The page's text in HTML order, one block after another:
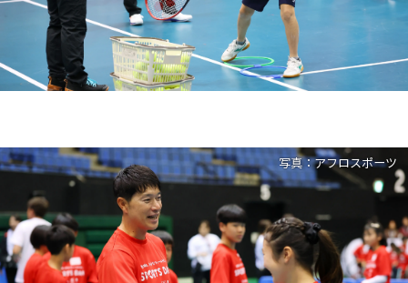
写真：アフロスポーツ